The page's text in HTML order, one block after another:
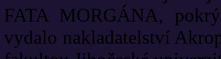
FATA MORGÁNA,
vydalo nakladatelství